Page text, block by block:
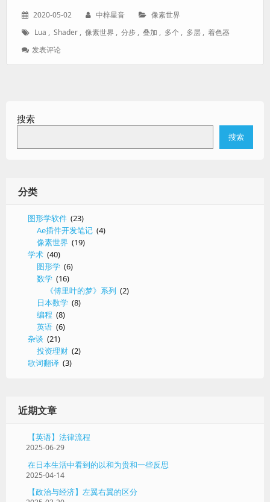
发
于：
2020-05-02
作
中梓星音
分
像素世界
标
Lua , Shader , 像素世界 , 分步 , 叠加 , 多个 , 多层 , 着色器
发表评论: 在
中
用
搜索
搜索
分类
图形学软件 (23)
Ae插件开发笔记 (4)
像素世界 (19)
学术 (40)
图形学 (6)
数学 (16)
《傅里叶的梦》系列 (2)
日本数学 (8)
编程 (8)
英语 (6)
杂谈 (21)
投资理财 (2)
歌词翻译 (3)
近期文章
【英语】法律流程
2025-06-29
在日本生活中看到的以和为贵和一些反思
2025-04-14
【政治与经济】左翼右翼的区分